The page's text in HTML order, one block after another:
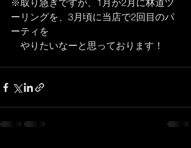
※取り急ぎですが、1月か2月に林道ツ
ーリングを、3月頃に当店で2回目のパ
ーティを
やりたいなーと思っております！